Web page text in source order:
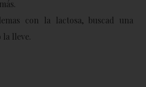
con la lactosa, buscad una
lleve.